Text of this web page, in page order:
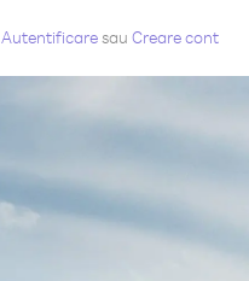
Autentificaresau Creare cont